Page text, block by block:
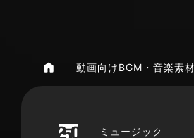
ホーム動画向けBGM・音楽素材
ミュージック